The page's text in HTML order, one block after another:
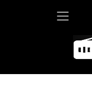
Debayle en W,